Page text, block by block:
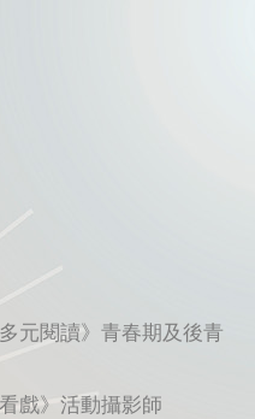
元閱讀》青春期及後青
戲》活動攝影師